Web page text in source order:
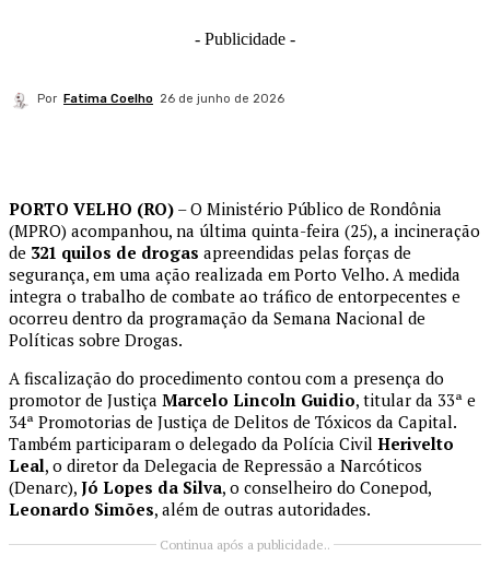
- Publicidade -
Por Fatima Coelho 26 de junho de 2026
PORTO VELHO (RO) – O Ministério Público de Rondônia
(MPRO) acompanhou, na última quinta-feira (25), a incineração
de 321 quilos de drogas apreendidas pelas forças de
segurança, em uma ação realizada em Porto Velho. A medida
integra o trabalho de combate ao tráfico de entorpecentes e
ocorreu dentro da programação da Semana Nacional de
Políticas sobre Drogas.
A fiscalização do procedimento contou com a presença do
promotor de Justiça Marcelo Lincoln Guidio, titular da 33ª e
34ª Promotorias de Justiça de Delitos de Tóxicos da Capital.
Também participaram o delegado da Polícia Civil Herivelto
Leal, o diretor da Delegacia de Repressão a Narcóticos
(Denarc), Jó Lopes da Silva, o conselheiro do Conepod,
Leonardo Simões, além de outras autoridades.
Continua após a publicidade..